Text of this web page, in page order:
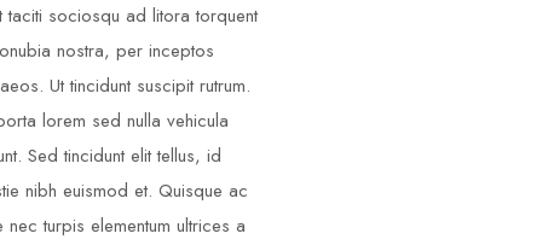
taciti sociosqu ad litora torquent
nostra, per inceptos
Ut tincidunt suscipit rutrum.
lorem sed nulla vehicula
Sed tincidunt elit tellus, id
nibh euismod et. Quisque ac
nec turpis elementum ultrices a